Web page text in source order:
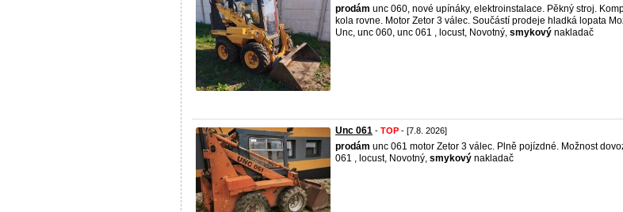
prodám unc 060, nové upínáky, elektroinstalace. Pěkný stroj.
kola rovne. Motor Zetor 3 válec. Součástí prodeje hladká lopata
Unc, unc 060, unc 061 , locust, Novotný, smykový nakladač
Unc 061 - TOP - [7.8. 2026]
prodám unc 061 motor Zetor 3 válec. Plně pojízdné. Možnost
061 , locust, Novotný, smykový nakladač